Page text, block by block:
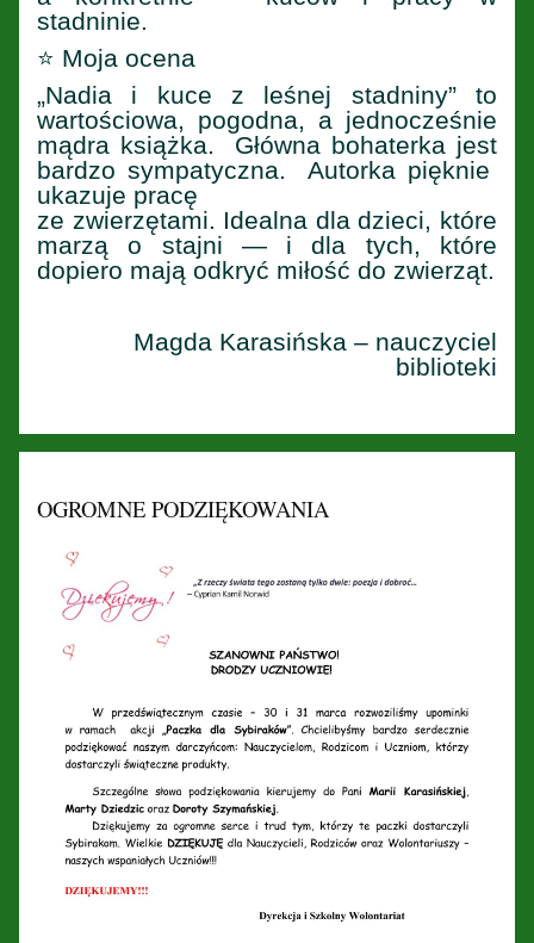
stadninie.
⭐ Moja ocena
„Nadia i kuce z leśnej stadniny” to
wartościowa, pogodna, a jednocześnie
mądra książka. Główna bohaterka jest
bardzo sympatyczna. Autorka pięknie
ukazuje pracę
ze zwierzętami. Idealna dla dzieci, które
marzą o stajni — i dla tych, które
dopiero mają odkryć miłość do zwierząt.
Magda Karasińska – nauczyciel
biblioteki
OGROMNE PODZIĘKOWANIA